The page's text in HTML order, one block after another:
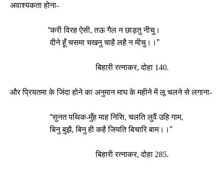
अवाश्यकता होना-
“करी विरह ऐसी, तऊ गैल न छाड़तु नीचु।
दीने हूँ चसमा चखनु चाहै लहै न मीचु।। ”
बिहारी रत्नाकर, दोहा 140.
और प्रियतमा के जिंदा होने का अनुमान माघ के महीने में लू चलने से लगाना-
“सुनत पथिक-मुँह माह निसि, चलति लुवैं उहि गाम,
बिनु बुझै, बिनु ही कहै जियति बिचारि बाम।। ”
बिहारी रत्नाकर, दोहा 285.